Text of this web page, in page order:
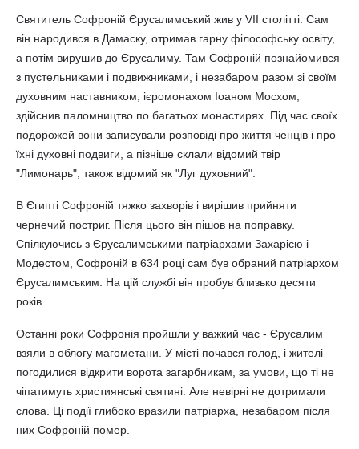
Святитель Софроній Єрусалимський жив у VII столітті. Сам
він народився в Дамаску, отримав гарну філософську освіту,
а потім вирушив до Єрусалиму. Там Софроній познайомився
з пустельниками і подвижниками, і незабаром разом зі своїм
духовним наставником, ієромонахом Іоаном Мосхом,
здійснив паломництво по багатьох монастирях. Під час своїх
подорожей вони записували розповіді про життя ченців і про
їхні духовні подвиги, а пізніше склали відомий твір
"Лимонарь", також відомий як "Луг духовний".
В Єгипті Софроній тяжко захворів і вирішив прийняти
чернечий постриг. Після цього він пішов на поправку.
Спілкуючись з Єрусалимськими патріархами Захарією і
Модестом, Софроній в 634 році сам був обраний патріархом
Єрусалимським. На цій службі він пробув близько десяти
років.
Останні роки Софронія пройшли у важкий час - Єрусалим
взяли в облогу магометани. У місті почався голод, і жителі
погодилися відкрити ворота загарбникам, за умови, що ті не
чіпатимуть християнські святині. Але невірні не дотримали
слова. Ці події глибоко вразили патріарха, незабаром після
них Софроній помер.